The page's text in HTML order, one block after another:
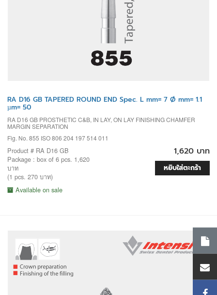
RA D16 GB TAPERED ROUND END Spec. L mm= 7 Ø mm= 1.1
µm= 50
RA D16 GB PROSTHETIC C&B, IN LAY, ON LAY FINISHING CHAMFER
MARGIN SEPARATION
Fig. No. 855 ISO 806 204 197 514 011
Product # RA D16 GB
Package : box of 6 pcs. 1,620
บาท
(1 pcs. 270 บาท)
Available on sale
1,620 บาท
หยิบใส่ตะกร้า